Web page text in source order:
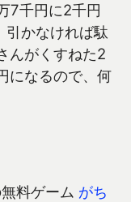
7千円に2千円
引かなければ駄
んがくすねた2
になるので、何
料ゲーム がち